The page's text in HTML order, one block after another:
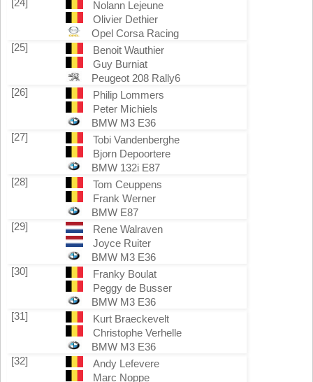
[24]
Nolann Lejeune
Olivier Dethier
Opel Corsa Racing
[25]
Benoit Wauthier
Guy Burniat
Peugeot 208 Rally6
[26]
Philip Lommers
Peter Michiels
BMW M3 E36
[27]
Tobi Vandenberghe
Bjorn Depoortere
BMW 132i E87
[28]
Tom Ceuppens
Frank Werner
BMW E87
[29]
Rene Walraven
Joyce Ruiter
BMW M3 E36
[30]
Franky Boulat
Peggy de Busser
BMW M3 E36
[31]
Kurt Braeckevelt
Christophe Verhelle
BMW M3 E36
[32]
Andy Lefevere
Marc Noppe